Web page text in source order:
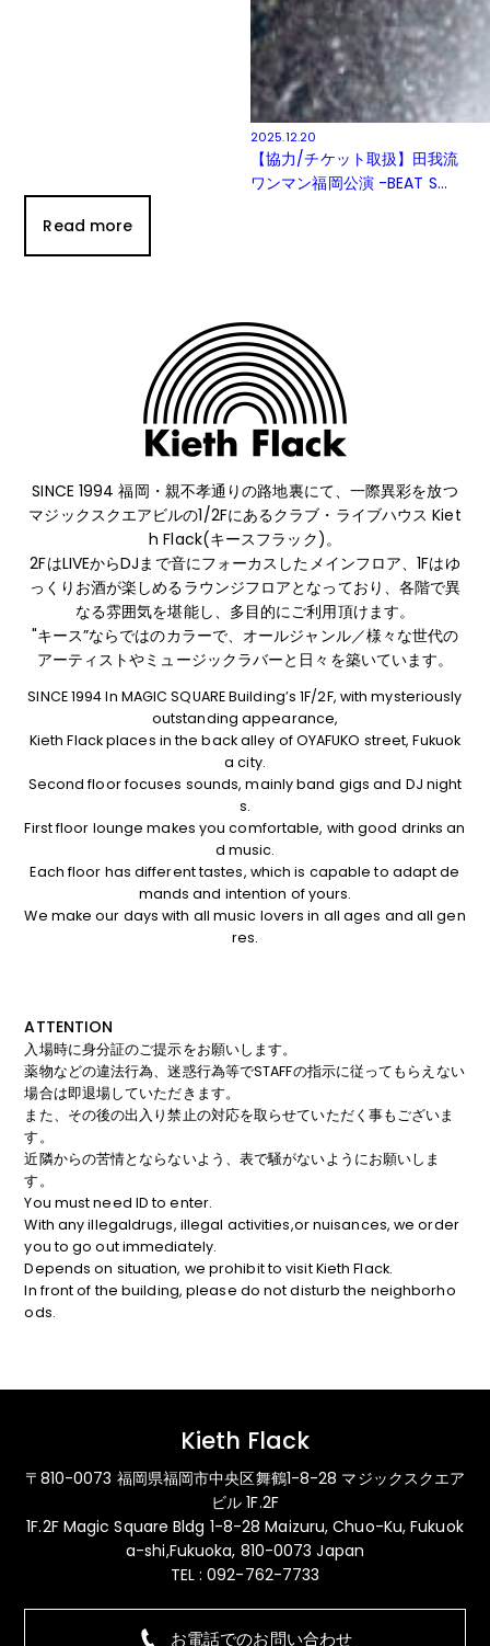
2025.12.20
【協力/チケット取扱】田我流
ワンマン福岡公演 -BEAT S...
Read more
SINCE 1994 福岡・親不孝通りの路地裏にて、 一際異彩を放つ
マジックスクエアビルの1/2Fにあるクラブ・ライブハウス Kiet
h Flack(キースフラック)。
2FはLIVEからDJまで音にフォーカスしたメインフロア、1Fはゆ
っくりお酒が楽しめるラウンジフロアとなっており、 各階で異
なる雰囲気を堪能し、多目的にご利用頂けます。
"キース”ならではのカラーで、オールジャンル／様々な世代の
アーティストやミュージックラバーと日々を築いています。
SINCE 1994 In MAGIC SQUARE Building’s 1F/2F, with mysteriously
outstanding appearance,
Kieth Flack places in the back alley of OYAFUKO street, Fukuok
a city.
Second floor focuses sounds, mainly band gigs and DJ night
s.
First floor lounge makes you comfortable, with good drinks an
d music.
Each floor has different tastes, which is capable to adapt de
mands and intention of yours.
We make our days with all music lovers in all ages and all gen
res.
ATTENTION
入場時に身分証のご提示をお願いします。
薬物などの違法行為、迷惑行為等でSTAFFの指示に従ってもらえない
場合は即退場していただきます。
また、その後の出入り禁止の対応を取らせていただく事もございま
す。
近隣からの苦情とならないよう、表で騒がないようにお願いしま
す。
You must need ID to enter.
With any illegaldrugs, illegal activities,or nuisances, we order
you to go out immediately.
Depends on situation, we prohibit to visit Kieth Flack.
In front of the building, please do not disturb the neighborho
ods.
Kieth Flack
〒810-0073 福岡県福岡市中央区舞鶴1-8-28 マジックスクエア
ビル 1F.2F
1F.2F Magic Square Bldg 1-8-28 Maizuru, Chuo-Ku, Fukuok
a-shi,Fukuoka, 810-0073 Japan
TEL : 092-762-7733
お電話でのお問い合わせ